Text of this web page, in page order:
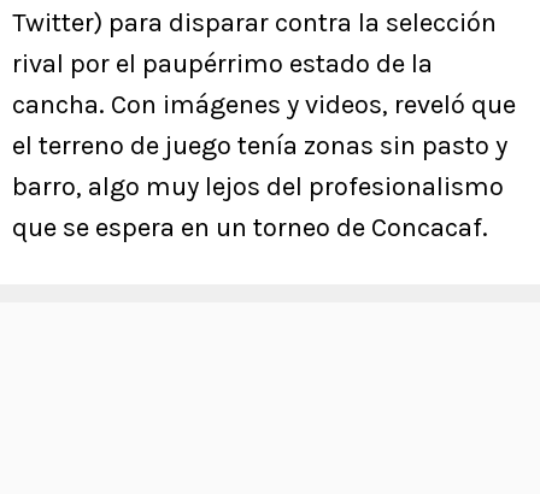
Twitter) para disparar contra la selección
rival por el paupérrimo estado de la
cancha. Con imágenes y videos, reveló que
el terreno de juego tenía zonas sin pasto y
barro, algo muy lejos del profesionalismo
que se espera en un torneo de Concacaf.